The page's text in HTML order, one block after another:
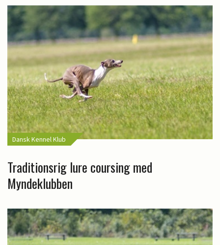
Dansk Kennel Klub
Traditionsrig lure coursing med
Myndeklubben